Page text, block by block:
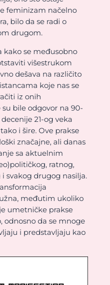
feminizam načelno
bilo da se radi o
drugom.
kako se međusobno
višestrukom
dešava na različito
koje nas se
iz onih
bile odgovor na 90-
21-og veka
i šire. Ove prakse
značajne, ali danas
sa aktuelnim
ratnog,
svakog drugog nasilja.
međutim ukoliko
umetničke prakse
odnosno da se mnoge
i predstavljaju kao